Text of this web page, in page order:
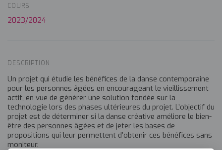
COURS
2023/2024
DESCRIPTION
Un projet qui étudie les bénéfices de la danse contemporaine
pour les personnes âgées en encourageant le vieillissement
actif, en vue de générer une solution fondée sur la
technologie lors des phases ultérieures du projet. L’objectif du
projet est de déterminer si la danse créative améliore le bien-
être des personnes âgées et de jeter les bases de
propositions qui leur permettent d’obtenir ces bénéfices sans
moniteur.